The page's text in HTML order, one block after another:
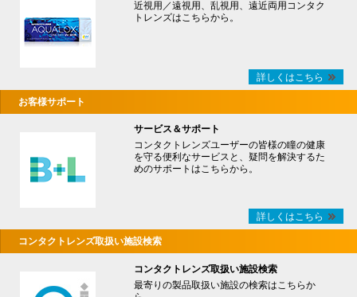
近視用／遠視用、乱視用、遠近両用コンタク
トレンズはこちらから。
詳しくはこちら
お客様サポート
サービス＆サポート
コンタクトレンズユーザーの皆様の瞳の健康
を守る便利なサービスと、疑問を解決するた
めのサポートはこちらから。
詳しくはこちら
コンタクトレンズ取扱い施設検索
コンタクトレンズ取扱い施設検索
最寄りの製品取扱い施設の検索はこちらか